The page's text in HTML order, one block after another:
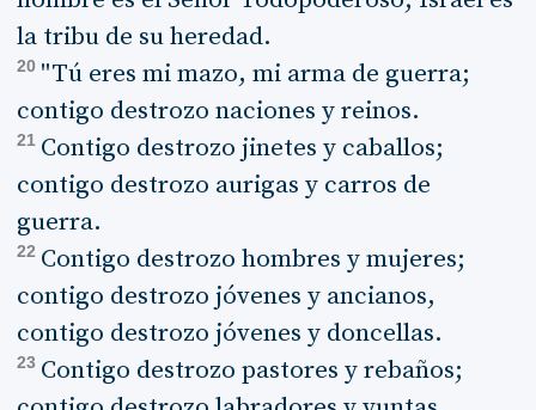
la tribu de su heredad.
20 "Tú eres mi mazo, mi arma de guerra;
contigo destrozo naciones y reinos.
21 Contigo destrozo jinetes y caballos;
contigo destrozo aurigas y carros de
guerra.
22 Contigo destrozo hombres y mujeres;
contigo destrozo jóvenes y ancianos,
contigo destrozo jóvenes y doncellas.
23 Contigo destrozo pastores y rebaños;